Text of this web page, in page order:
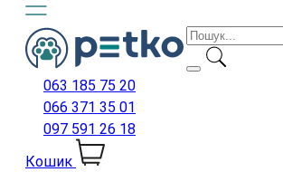
063 185 75 20
066 371 35 01
097 591 26 18
Кошик